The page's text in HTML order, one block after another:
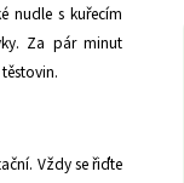
nudle s kuřecím
Za pár minut
Vždy se řiďte